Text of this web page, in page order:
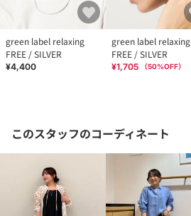
green label relaxing
FREE / SILVER
¥4,400
green label relaxing
FREE / SILVER
¥1,705 （50%OFF）
このスタッフのコーディネート